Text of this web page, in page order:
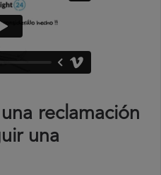
reclamación
una